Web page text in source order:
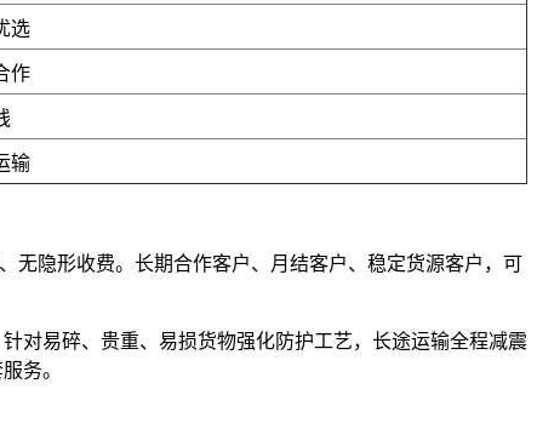
选
作
输
无隐形收费。长期合作客户、月结客户、稳定货源客户，可
对易碎、贵重、易损货物强化防护工艺，长途运输全程减震
务。